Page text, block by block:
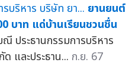
ยานยนต์
บาท แด่บ้านเรียนชวนชื่น
ประธานกรรมการบริหาร
และประธาน... ก.ย. 67